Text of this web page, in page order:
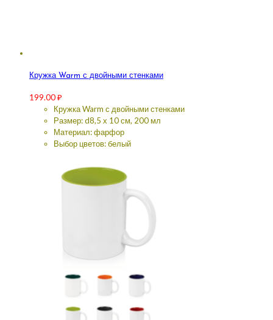
Кружка Warm с двойными стенками
199.00₽
Кружка Warm с двойными стенками
Размер: d8,5 х 10 см, 200 мл
Материал: фарфор
Выбор цветов: белый